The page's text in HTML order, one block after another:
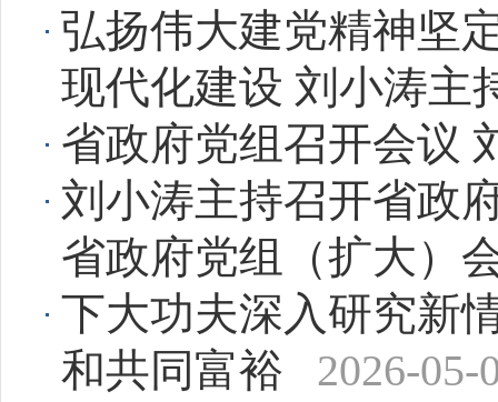
弘扬伟大建党精神坚
现代化建设 刘小涛主
省政府党组召开会议
刘小涛主持召开省政
省政府党组（扩大）
下大功夫深入研究新
和共同富裕
2026-05-